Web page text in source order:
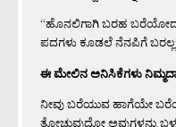
“ಹೊನಲಿಗಾಗಿ ಬರಹ ಬರೆಯೋದು
ಪದಗಳು ಕೂಡಲೆ ನೆನಪಿಗೆ
ಈ ಮೇಲಿನ ಅನಿಸಿಕೆಗಳು
ನೀವು ಬರೆಯುವ ಹಾಗೆಯೇ
ತೋಚುವುದೋ ಅವುಗಳನ್ನು